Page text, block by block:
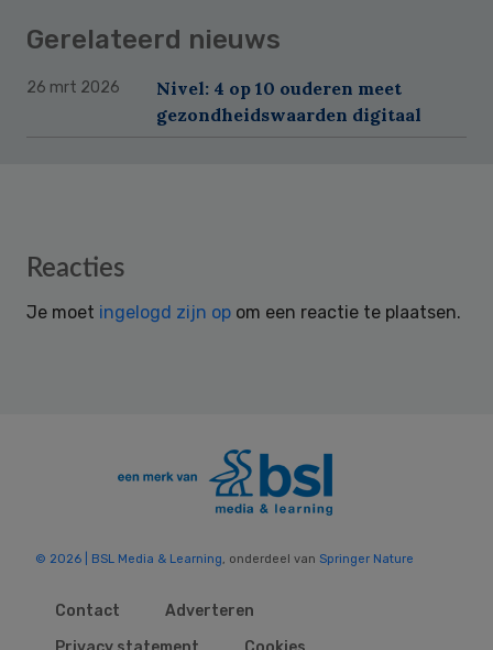
Gerelateerd nieuws
26 mrt 2026
Nivel: 4 op 10 ouderen meet
gezondheidswaarden digitaal
Reader
Reacties
Je moet ingelogd zijn op om een reactie te plaatsen.
© 2026 | BSL Media & Learning , onderdeel van Springer Nature
Contact
Adverteren